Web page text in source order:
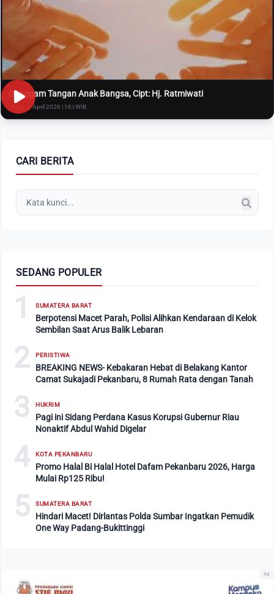
Genggam Tangan Anak Bangsa, Cipt: Hj. Ratmiwati
Rabu, 8 April 2026 | 16:i WIB
CARI BERITA
SEDANG POPULER
1 SUMATERA BARAT
Berpotensi Macet Parah, Polisi Alihkan Kendaraan di Kelok
Sembilan Saat Arus Balik Lebaran
2 PERISTIWA
BREAKING NEWS- Kebakaran Hebat di Belakang Kantor
Camat Sukajadi Pekanbaru, 8 Rumah Rata dengan Tanah
3 HUKRIM
Pagi ini Sidang Perdana Kasus Korupsi Gubernur Riau
Nonaktif Abdul Wahid Digelar
4 KOTA PEKANBARU
Promo Halal Bi Halal Hotel Dafam Pekanbaru 2026, Harga
Mulai Rp125 Ribu!
5 SUMATERA BARAT
Hindari Macet! Dirlantas Polda Sumbar Ingatkan Pemudik
One Way Padang-Bukittinggi
Ad